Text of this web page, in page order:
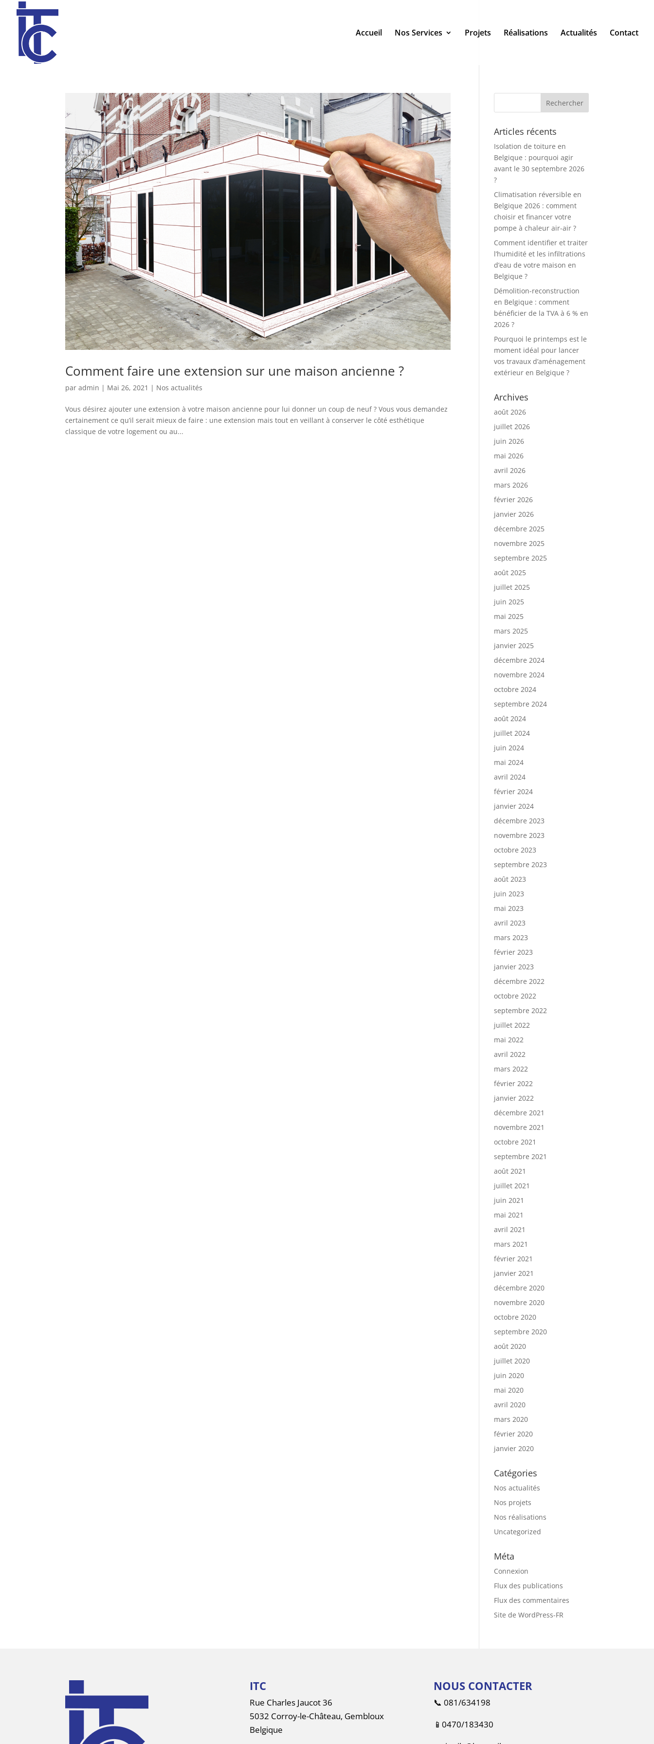
Accueil Nos Services Projets Réalisations Actualités Contact
Comment faire une extension sur une maison ancienne ?
paradmin | Mai 26, 2021 | Nos actualités
Vous désirez ajouter une extension à votre maison ancienne pour lui donner un coup de neuf ? Vous vous demandez
certainement ce qu’il serait mieux de faire : une extension mais tout en veillant à conserver le côté esthétique
classique de votre logement ou au...
Articles récents
Isolation de toiture en
Belgique : pourquoi agir
avant le 30 septembre 2026
?
Climatisation réversible en
Belgique 2026 : comment
choisir et financer votre
pompe à chaleur air-air ?
Comment identifier et traiter
l’humidité et les infiltrations
d’eau de votre maison en
Belgique ?
Démolition-reconstruction
en Belgique : comment
bénéficier de la TVA à 6 % en
2026 ?
Pourquoi le printemps est le
moment idéal pour lancer
vos travaux d’aménagement
extérieur en Belgique ?
Archives
août 2026
juillet 2026
juin 2026
mai 2026
avril 2026
mars 2026
février 2026
janvier 2026
décembre 2025
novembre 2025
septembre 2025
août 2025
juillet 2025
juin 2025
mai 2025
mars 2025
janvier 2025
décembre 2024
novembre 2024
octobre 2024
septembre 2024
août 2024
juillet 2024
juin 2024
mai 2024
avril 2024
février 2024
janvier 2024
décembre 2023
novembre 2023
octobre 2023
septembre 2023
août 2023
juin 2023
mai 2023
avril 2023
mars 2023
février 2023
janvier 2023
décembre 2022
octobre 2022
septembre 2022
juillet 2022
mai 2022
avril 2022
mars 2022
février 2022
janvier 2022
décembre 2021
novembre 2021
octobre 2021
septembre 2021
août 2021
juillet 2021
juin 2021
mai 2021
avril 2021
mars 2021
février 2021
janvier 2021
décembre 2020
novembre 2020
octobre 2020
septembre 2020
août 2020
juillet 2020
juin 2020
mai 2020
avril 2020
mars 2020
février 2020
janvier 2020
Catégories
Nos actualités
Nos projets
Nos réalisations
Uncategorized
Méta
Connexion
Flux des publications
Flux des commentaires
Site de WordPress-FR
ITC
Rue Charles Jaucot 36
5032 Corroy-le-Château, Gembloux
Belgique
NOUS CONTACTER
📞 081/634198
📱 0470/183430